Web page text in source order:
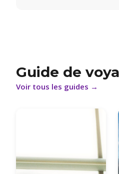
Guide de
Voir tous les guides →